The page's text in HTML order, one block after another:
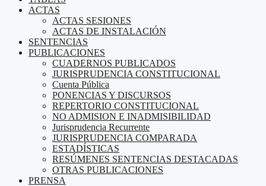
ACTAS
ACTAS SESIONES
ACTAS DE INSTALACIÓN
SENTENCIAS
PUBLICACIONES
CUADERNOS PUBLICADOS
JURISPRUDENCIA CONSTITUCIONAL
Cuenta Pública
PONENCIAS Y DISCURSOS
REPERTORIO CONSTITUCIONAL
NO ADMISION E INADMISIBILIDAD
Jurisprudencia Recurrente
JURISPRUDENCIA COMPARADA
ESTADÍSTICAS
RESÚMENES SENTENCIAS DESTACADAS
OTRAS PUBLICACIONES
PRENSA